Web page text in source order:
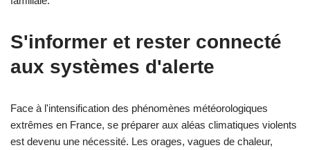
S'informer et rester connecté
aux systèmes d'alerte
Face à l'intensification des phénomènes météorologiques
extrêmes en France, se préparer aux aléas climatiques violents
est devenu une nécessité. Les orages, vagues de chaleur,